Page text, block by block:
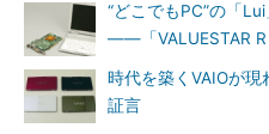
“どこでもPC”の「
――「VALUESTAR R
時代を築くVAIOが
証言